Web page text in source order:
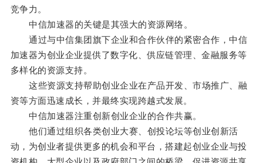
竞争力。
中信加速器的关键是其强大的资源网络。
通过与中信集团旗下企业和合作伙伴的紧密合作，中信
加速器为创业企业提供了数字化、供应链管理、金融服务等
多样化的资源支持。
这些资源支持帮助创业企业在产品开发、市场推广、融
资等方面迅速成长，并最终实现跨越式发展。
中信加速器注重创新创业企业的合作共赢。
他们通过组织各类创业大赛、创投论坛等创业创新活
动，为创业者提供更多的机会和平台，搭建起创业企业与投